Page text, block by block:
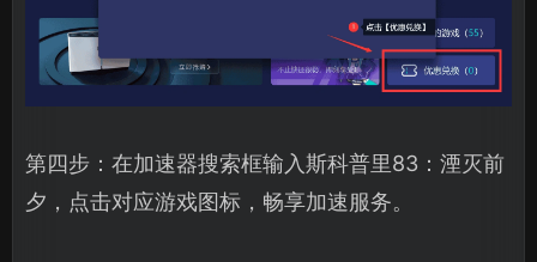
第四步：在加速器搜索框输入斯科普里83：湮灭前
夕，点击对应游戏图标，畅享加速服务。